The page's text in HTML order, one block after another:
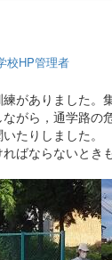
校HP管理者
がありました。
ながら，通学路
たりしました。
ばならないと